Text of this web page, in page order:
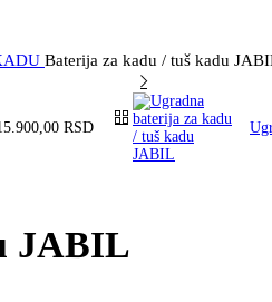
Baterija za kadu / tuš kadu
RSD
JABIL